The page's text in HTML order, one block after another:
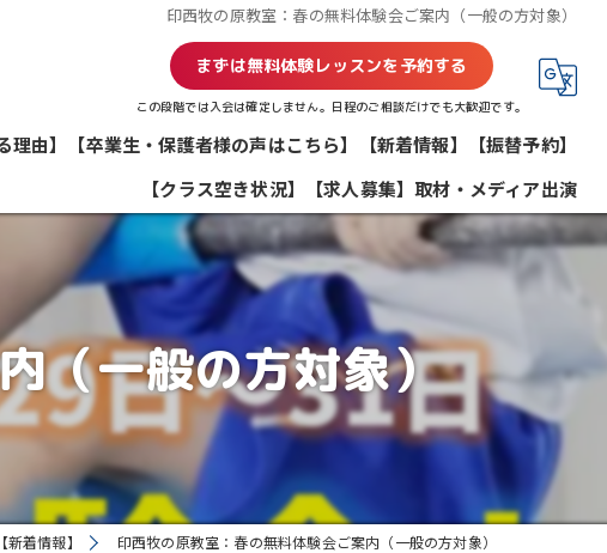
印西牧の原教室：春の無料体験会ご案内（一般の方対象）
まずは無料体験レッスンを予約する
この段階では入会は確定しません。日程のご相談だけでも大歓迎です。
由】 【卒業生・保護者様の声はこちら】 【新着情報】
【振替予約】
【クラス空き状況】
【求人募集】取材・メディア出演
（一般の方対象）
【新着情報】 印西牧の原教室：春の無料体験会ご案内（一般の方対象）